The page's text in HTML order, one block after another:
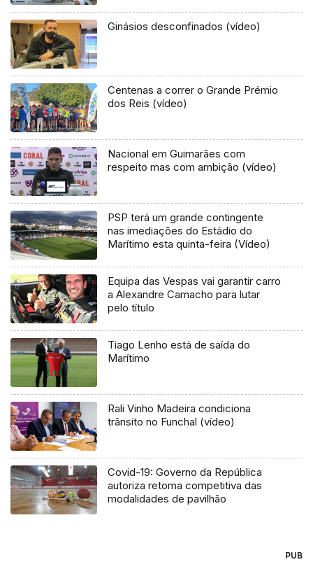
Ginásios desconfinados (vídeo)
Centenas a correr o Grande Prémio
dos Reis (vídeo)
Nacional em Guimarães com
respeito mas com ambição (vídeo)
PSP terá um grande contingente
nas imediações do Estádio do
Marítimo esta quinta-feira (Vídeo)
Equipa das Vespas vai garantir carro
a Alexandre Camacho para lutar
pelo título
Tiago Lenho está de saída do
Marítimo
Rali Vinho Madeira condiciona
trânsito no Funchal (vídeo)
Covid-19: Governo da República
autoriza retoma competitiva das
modalidades de pavilhão
PUB